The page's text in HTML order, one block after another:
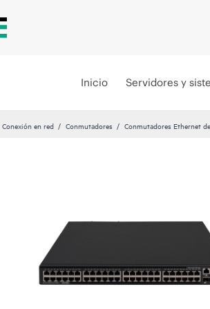
Inicio Servidores y
Conexión en red Conmutadores Conmutadores Ethernet